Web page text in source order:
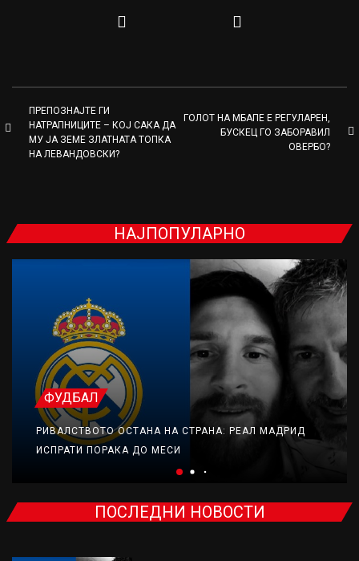
ПРЕПОЗНАЈТЕ ГИ
НАТРАПНИЦИТЕ – КОЈ САКА ДА
МУ ЈА ЗЕМЕ ЗЛАТНАТА ТОПКА
НА ЛЕВАНДОВСКИ?
ГОЛОТ НА МБАПЕ Е РЕГУЛАРЕН,
БУСКЕЦ ГО ЗАБОРАВИЛ
ОВЕРБО?
НАЈПОПУЛАРНО
ФУДБАЛ
РИВАЛСТВОТО ОСТАНА НА СТРАНА: РЕАЛ МАДРИД
ИСПРАТИ ПОРАКА ДО МЕСИ
ПОСЛЕДНИ НОВОСТИ